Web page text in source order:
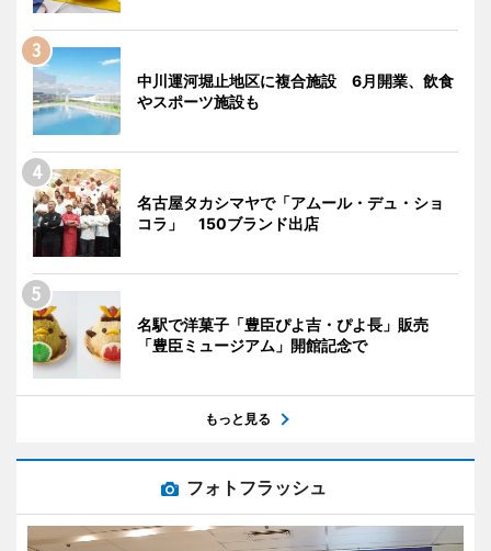
中川運河堀止地区に複合施設 6月開業、飲食
やスポーツ施設も
名古屋タカシマヤで「アムール・デュ・ショ
コラ」 150ブランド出店
名駅で洋菓子「豊臣ぴよ吉・ぴよ長」販売
「豊臣ミュージアム」開館記念で
もっと見る
フォトフラッシュ